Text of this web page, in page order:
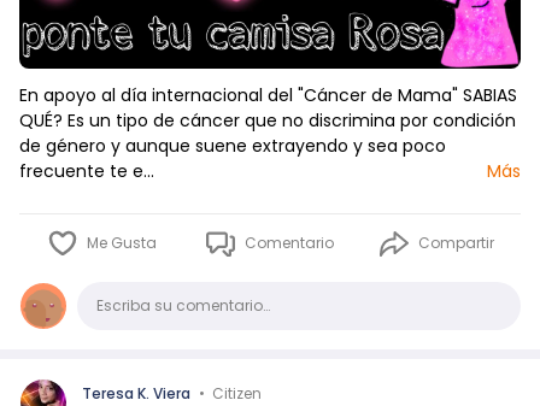
En apoyo al día internacional del "Cáncer de Mama" SABIAS
QUÉ? Es un tipo de cáncer que no discrimina por condición
de género y aunque suene extrayendo y sea poco
frecuente te e…
Más
Me Gusta Comentario Compartir
ComentarioEscriba su comentario…
Teresa K. Viera • Citizen